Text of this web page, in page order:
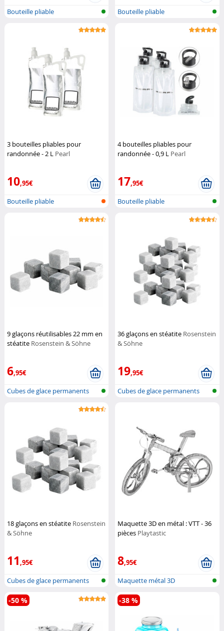
Bouteille pliable Bouteille pliable
3 bouteilles pliables pour
randonnée - 2 L Pearl
10,95€
Bouteille pliable
4 bouteilles pliables pour
randonnée - 0,9 L Pearl
17,95€
Bouteille pliable
9 glaçons réutilisables 22 mm en
stéatite Rosenstein & Söhne
6,95€
Cubes de glace permanents
36 glaçons en stéatite Rosenstein
& Söhne
19,95€
Cubes de glace permanents
18 glaçons en stéatite Rosenstein
& Söhne
11,95€
Cubes de glace permanents
Maquette 3D en métal : VTT - 36
pièces Playtastic
8,95€
Maquette métal 3D
-50 % -38 %